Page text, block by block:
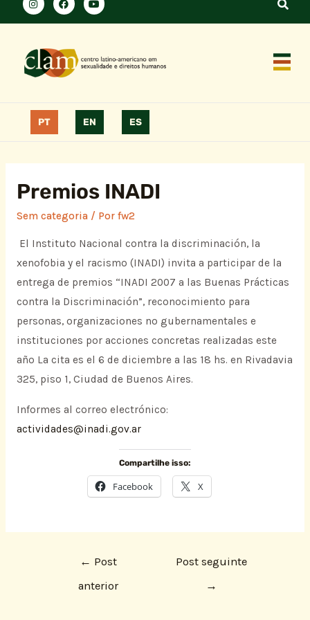
PT EN ES
Premios INADI
Sem categoria/ Por fw2
El Instituto Nacional contra la discriminación, la
xenofobia y el racismo (INADI) invita a participar de la
entrega de premios “INADI 2007 a las Buenas Prácticas
contra la Discriminación”, reconocimiento para
personas, organizaciones no gubernamentales e
instituciones por acciones concretas realizadas este
año La cita es el 6 de diciembre a las 18 hs. en Rivadavia
325, piso 1, Ciudad de Buenos Aires.
Informes al correo electrónico:
actividades@inadi.gov.ar
Compartilhe isso:
Facebook X
← Post
anterior
Post seguinte
→